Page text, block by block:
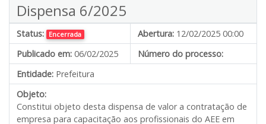
Dispensa 6/2025
Status: Encerrada Abertura: 12/02/2025 00:00
Publicado em: 06/02/2025
Número do processo:
Entidade: Prefeitura
Objeto:
Constitui objeto desta dispensa de valor a contratação de
empresa para capacitação aos profissionais do AEE em